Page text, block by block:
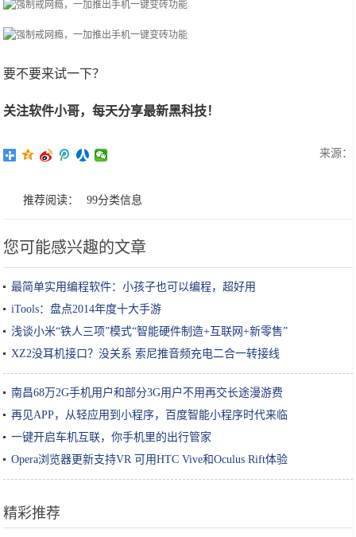
要不要来试一下？
关注软件小哥，每天分享最新黑科技！
来源：
推荐阅读： 99分类信息
您可能感兴趣的文章
最简单实用编程软件：小孩子也可以编程，超好用
iTools：盘点2014年度十大手游
浅谈小米“铁人三项”模式“智能硬件制造+互联网+新零售”
XZ2没耳机接口？没关系 索尼推音频充电二合一转接线
南昌68万2G手机用户和部分3G用户不用再交长途漫游费
再见APP，从轻应用到小程序，百度智能小程序时代来临
一键开启车机互联，你手机里的出行管家
Opera浏览器更新支持VR 可用HTC Vive和Oculus Rift体验
精彩推荐